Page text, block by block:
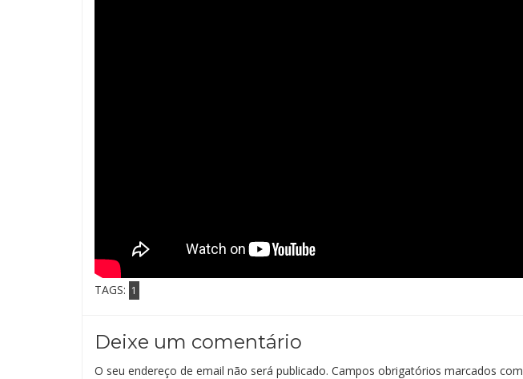
TAGS: 1
Deixe um comentário
O seu endereço de email não será publicado. Campos obrigatórios marcados com